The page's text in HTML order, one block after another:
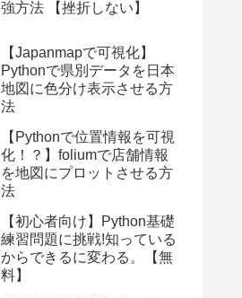
強方法 【挫折しない】
【Japanmapで可視化】
Pythonで県別データを日本
地図に色分け表示させる方
法
【Pythonで位置情報を可視
化！？】foliumで店舗情報
を地図にプロットさせる方
法
【初心者向け】Python基礎
練習問題に挑戦!知っている
からできるに変わる。【無
料】